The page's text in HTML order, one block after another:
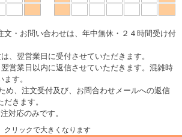
文・お問い合わせは、年中無休・２４時間受け付
、翌営業日に受付させていただきます。
営業日以内に返信させていただきます。混雑時
ます。
め、注文受付及び、お問合わせメールへの返信
きます。
対応のみです。
クリックで大きくなります